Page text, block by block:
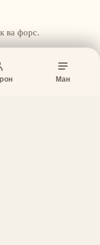
Ман
ва форс.